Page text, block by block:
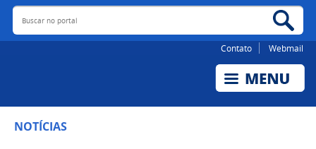
Buscar no portal
Contato Webmail
NOTÍCIAS